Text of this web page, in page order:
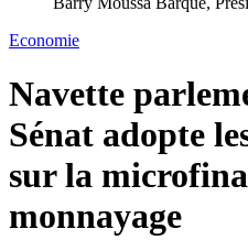
Economie
Navette
Sénat adopte
sur la
monnayage